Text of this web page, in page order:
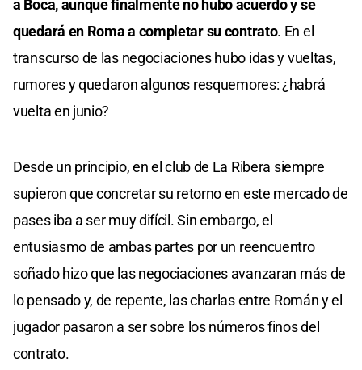
a Boca, aunque finalmente no hubo acuerdo y se
quedará en Roma a completar su contrato. En el
transcurso de las negociaciones hubo idas y vueltas,
rumores y quedaron algunos resquemores: ¿habrá
vuelta en junio?
Desde un principio, en el club de La Ribera siempre
supieron que concretar su retorno en este mercado de
pases iba a ser muy difícil. Sin embargo, el
entusiasmo de ambas partes por un reencuentro
soñado hizo que las negociaciones avanzaran más de
lo pensado y, de repente, las charlas entre Román y el
jugador pasaron a ser sobre los números finos del
contrato.